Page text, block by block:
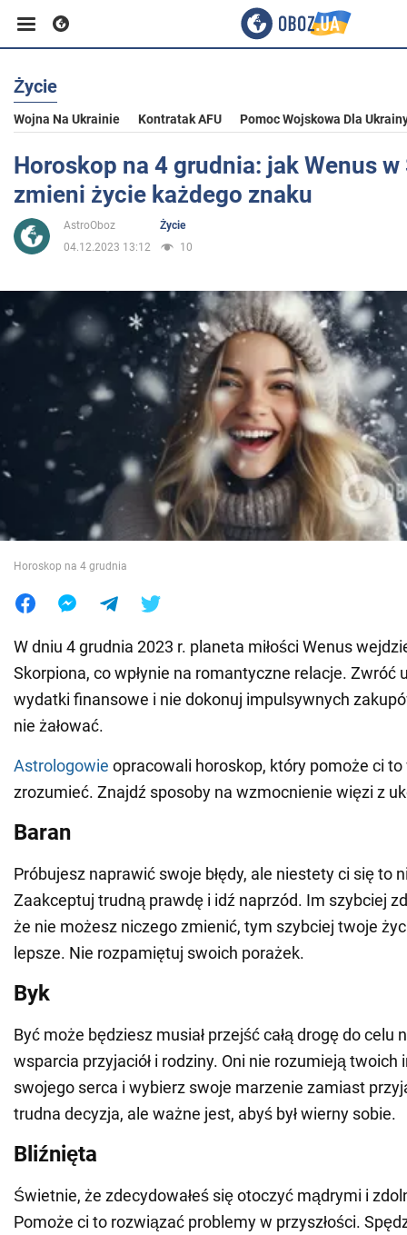
Biznes
Sport
Rozrywka
Polityka
Społeczeństwo
Wojna na Ukrainie
Jedzenie
Życie
Wojna Na Ukrainie Kontratak AFU Pomoc Wojskowa Dla
Horoskop na 4 grudnia: jak Wenus
zmieni życie każdego znaku
AstroOboz
Życie
04.12.2023 13:12
10
Horoskop na 4 grudnia
W dniu 4 grudnia 2023 r. planeta miłości Wenus
Skorpiona, co wpłynie na romantyczne relacje. Zwróć
wydatki finansowe i nie dokonuj impulsywnych
nie żałować.
Astrologowie opracowali horoskop, który pomoże ci
zrozumieć. Znajdź sposoby na wzmocnienie więzi z
Baran
Próbujesz naprawić swoje błędy, ale niestety ci się to
Zaakceptuj trudną prawdę i idź naprzód. Im szybciej
że nie możesz niczego zmienić, tym szybciej twoje
lepsze. Nie rozpamiętuj swoich porażek.
Byk
Być może będziesz musiał przejść całą drogę do celu
wsparcia przyjaciół i rodziny. Oni nie rozumieją twoich
swojego serca i wybierz swoje marzenie zamiast
trudna decyzja, ale ważne jest, abyś był wierny sobie.
Bliźnięta
Świetnie, że zdecydowałeś się otoczyć mądrymi i
Pomoże ci to rozwiązać problemy w przyszłości.